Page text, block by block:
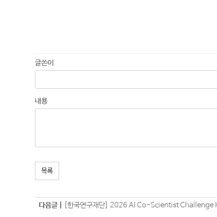
글쓴이
내용
목록
다음글 | [한국연구재단] 2026 AI Co-Scientist Challenge